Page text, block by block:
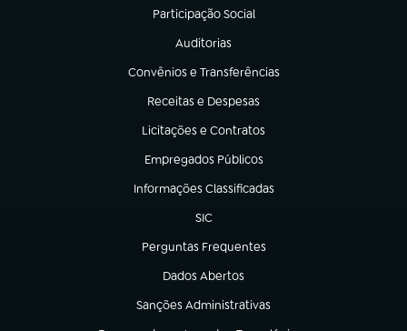
Participação Social
(abre em nova aba)
Auditorias
(abre em nova aba)
Convênios e Transferências
(abre em nova aba)
Receitas e Despesas
(abre em nova aba)
Licitações e Contratos
(abre em nova aba)
Empregados Públicos
(abre em nova aba)
Informações Classificadas
(abre em nova aba)
SIC
(abre em nova aba)
Perguntas Frequentes
(abre em nova aba)
Dados Abertos
(abre em nova aba)
Sanções Administrativas
(abre em nova aba)